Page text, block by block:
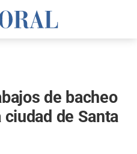
de bacheo
de Santa